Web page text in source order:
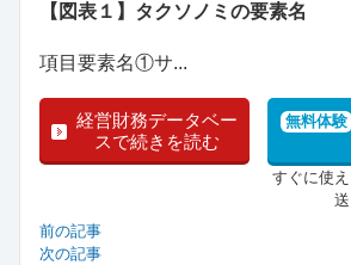
【図表１】タクソノミの要素名
項目要素名①サ...
経営財務データベー
スで続きを読む
無料体験
すぐに使
前の記事
次の記事